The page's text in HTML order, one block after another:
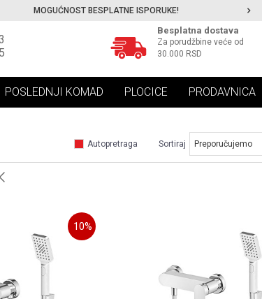
MOGUĆNOST BESPLATNE ISPORUKE!
Besplatna dostava
Za porudžbine veće od
30.000 RSD
POSLEDNJI KOMAD PLOCICE PRODAVNICA
Autopretraga Sortiraj
10%
UPOREDI